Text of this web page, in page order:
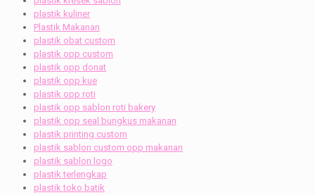
plastik kuliner
Plastik Makanan
plastik obat custom
plastik opp custom
plastik opp donat
plastik opp kue
plastik opp roti
plastik opp sablon roti bakery
plastik opp seal bungkus makanan
plastik printing custom
plastik sablon custom opp makanan
plastik sablon logo
plastik terlengkap
plastik toko batik